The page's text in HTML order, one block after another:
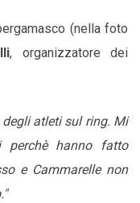
(nella foto
, organizzatore dei
atleti sul ring. Mi
perchè hanno fatto
e Cammarelle non